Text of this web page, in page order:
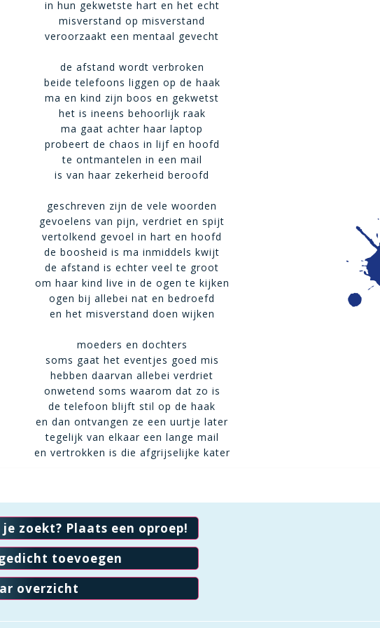
in hun gekwetste hart en het echt
misverstand op misverstand
veroorzaakt een mentaal gevecht
de afstand wordt verbroken
beide telefoons liggen op de haak
ma en kind zijn boos en gekwetst
het is ineens behoorlijk raak
ma gaat achter haar laptop
probeert de chaos in lijf en hoofd
te ontmantelen in een mail
is van haar zekerheid beroofd
geschreven zijn de vele woorden
gevoelens van pijn, verdriet en spijt
vertolkend gevoel in hart en hoofd
de boosheid is ma inmiddels kwijt
de afstand is echter veel te groot
om haar kind live in de ogen te kijken
ogen bij allebei nat en bedroefd
en het misverstand doen wijken
moeders en dochters
soms gaat het eventjes goed mis
hebben daarvan allebei verdriet
onwetend soms waarom dat zo is
de telefoon blijft stil op de haak
en dan ontvangen ze een uurtje later
tegelijk van elkaar een lange mail
en vertrokken is die afgrijselijke kater
zoekt? Plaats een oproep!
toevoegen
overzicht